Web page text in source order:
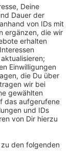
oder
auch dem
wird
Gast
zu denen er
Keine
-
ist „Fünf